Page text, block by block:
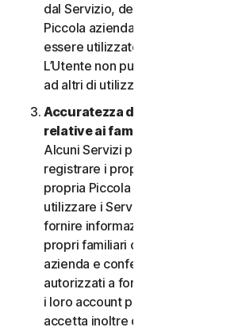
dal Servizio, dei relativi familiari o
Piccola azienda) per gestire i
essere utilizzato da terzi per
L’Utente non può vendere,
ad altri di utilizzare le credenziali
Accuratezza delle informazioni
relative ai familiari o alla Piccola
Alcuni Servizi potrebbero
registrare i propri familiari, i
propria Piccola azienda o i propri
utilizzare i Servizi. In questo caso
fornire informazioni veritiere e
propri familiari o i dipendenti della
azienda e confermare di essere
autorizzati a fornire tali
i loro account per loro conto.
accetta inoltre di informare tali